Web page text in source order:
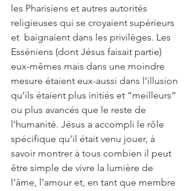
les Pharisiens et autres autorités
religieuses qui se croyaient supérieurs
et  baignaient dans les privilèges. Les
Esséniens (dont Jésus faisait partie)
eux-mêmes mais dans une moindre
mesure étaient eux-aussi dans l’illusion
qu’ils étaient plus initiés et “meilleurs“
ou plus avancés que le reste de
l’humanité. Jésus a accompli le rôle
spécifique qu’il était venu jouer, à
savoir montrer à tous combien il peut
être simple de vivre la lumière de
l’âme, l’amour et, en tant que membre